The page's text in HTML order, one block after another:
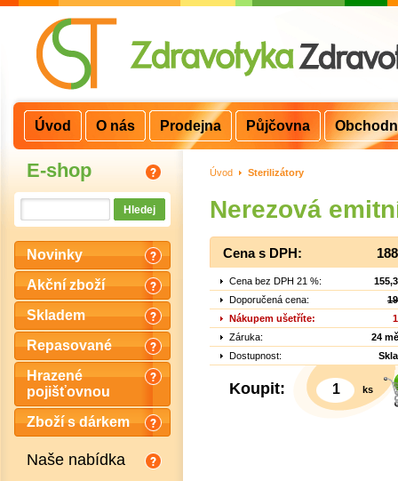
E-shop
Novinky
Akční zboží
Skladem
Repasované
Hrazené
pojišťovnou
Zboží s dárkem
Naše nabídka
Úvod > Sterilizátory
Nerezová
Cena s DPH:
Cena bez DPH 21 %:
Doporučená cena:
Nákupem ušetříte:
Záruka:
24
Dostupnost:
Koupit: ks
Úvod O nás Prodejna Půjčovna